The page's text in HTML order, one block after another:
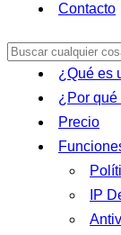
Contacto
¿Qué es
¿Por qué
Precio
IP